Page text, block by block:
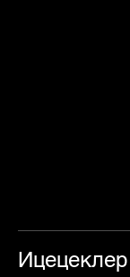
Ицецеклер